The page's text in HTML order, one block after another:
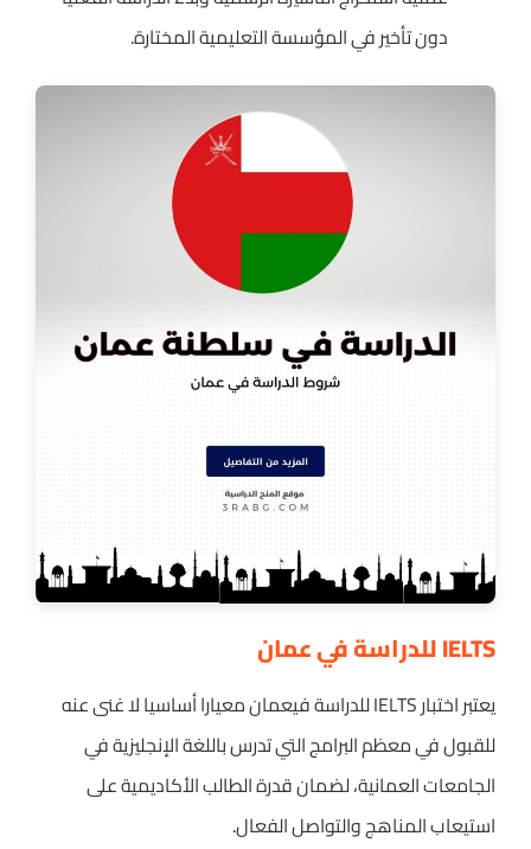
دون تأخير في المؤسسة التعليمية المختارة.
IELTS للدراسة في عمان
يعتبر اختبار IELTS للدراسة فيعمان معيارا أساسيا لا غنى عنه
للقبول في معظم البرامج التي تدرس باللغة الإنجليزية في
الجامعات العمانية، لضمان قدرة الطالب الأكاديمية على
استيعاب المناهج والتواصل الفعال.